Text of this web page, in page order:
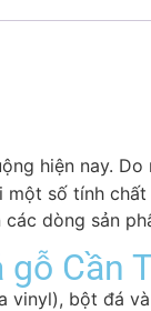
hiện nay.
số tính
dòng sản
gỗ Cần
vinyl), bột đá